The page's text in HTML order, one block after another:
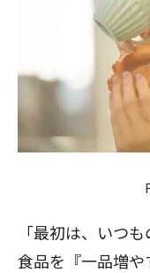
「最初は、いつ
食品を『一品増